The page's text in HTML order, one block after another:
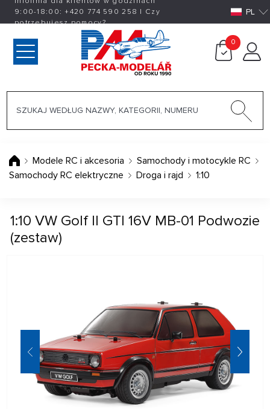
9:00-18:00:+420 774 590 258 | Czy
potrzebujesz pomocy?
PL
0
Modele RC i akcesoria
Samochody i motocykle RC
Samochody RC elektryczne
Droga i rajd 1:10
1:10 VW Golf II GTI 16V MB-01 Podwozie
(zestaw)